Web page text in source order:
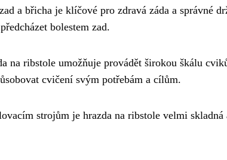
a břicha je klíčové pro zdravá záda a správné
bolestem zad.
na ribstole umožňuje provádět širokou škálu
cvičení svým potřebám a cílům.
strojům je hrazda na ribstole velmi skladná